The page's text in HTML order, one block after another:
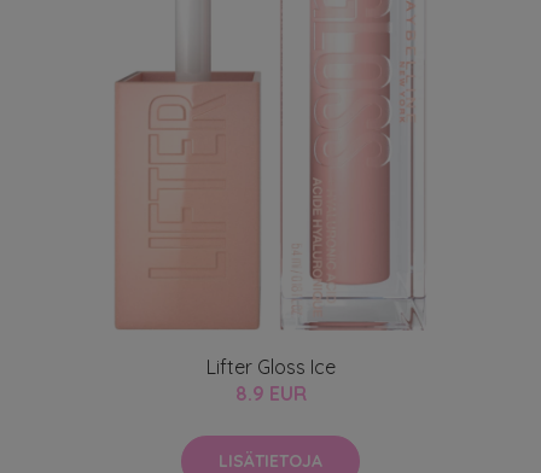
Lifter Gloss Ice
8.9 EUR
LISÄTIETOJA